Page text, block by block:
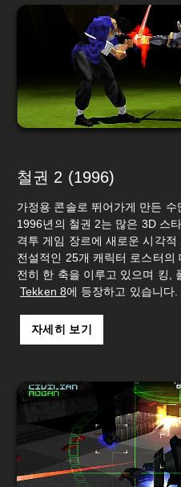
철권 2 (1996)
가정용 콘솔로 뛰어가게 만든
1996년의 철권 2는 많은 3D 스
격투 게임 장르에 새로운 시각
전설적인 25개 캐릭터 로스터의
전히 한 축을 이루고 있으며 킹,
Tekken 8에 등장하고 있습니다.
자세히 보기